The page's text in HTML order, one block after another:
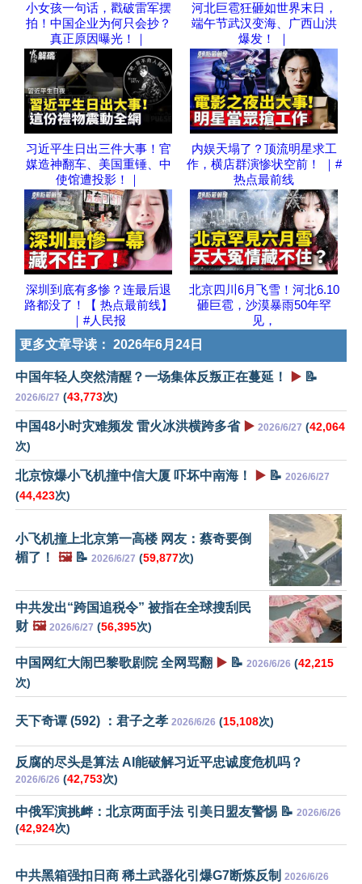
小女孩一句话，戳破雷军摆
拍！中国企业为何只会抄？
真正原因曝光！｜
河北巨雹狂砸如世界末日，
端午节武汉变海、广西山洪
爆发！ ｜
习近平生日出三件大事！官
媒造神翻车、美国重锤、中
使馆遭投影！｜
内娱天塌了？顶流明星求工
作，横店群演惨状空前！ ｜#
热点最前线
深圳到底有多惨？连最后退
路都没了！【 热点最前线】
｜#人民报
北京四川6月飞雪！河北6.10
砸巨雹，沙漠暴雨50年罕
见，
更多文章导读： 2026年6月24日
中国年轻人突然清醒？一场集体反叛正在蔓延！ ▶️ 📝
2026/6/27 (43,773次)
中国48小时灾难频发 雷火冰洪横跨多省 ▶️ 2026/6/27 (42,064
次)
北京惊爆小飞机撞中信大厦 吓坏中南海！ ▶️ 📝 2026/6/27
(44,423次)
小飞机撞上北京第一高楼 网友：蔡奇要倒
楣了！
🖼️📝 2026/6/27 (59,877次)
中共发出“跨国追税令” 被指在全球搜刮民
财 🖼️ 2026/6/27 (56,395次)
中国网红大闹巴黎歌剧院 全网骂翻 ▶️ 📝 2026/6/26 (42,215
次)
天下奇谭 (592) ：君子之孝 2026/6/26 (15,108次)
反腐的尽头是算法 AI能破解习近平忠诚度危机吗？
2026/6/26 (42,753次)
中俄军演挑衅：北京两面手法 引美日盟友警惕 📝 2026/6/26
(42,924次)
中共黑箱强扣日商 稀土武器化引爆G7断炼反制 2026/6/26